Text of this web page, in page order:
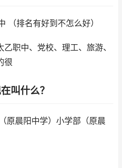
（排名有好到不怎么好）
职中、党校、理工、旅游、
很
叫什么？
原晨阳中学）小学部（原晨